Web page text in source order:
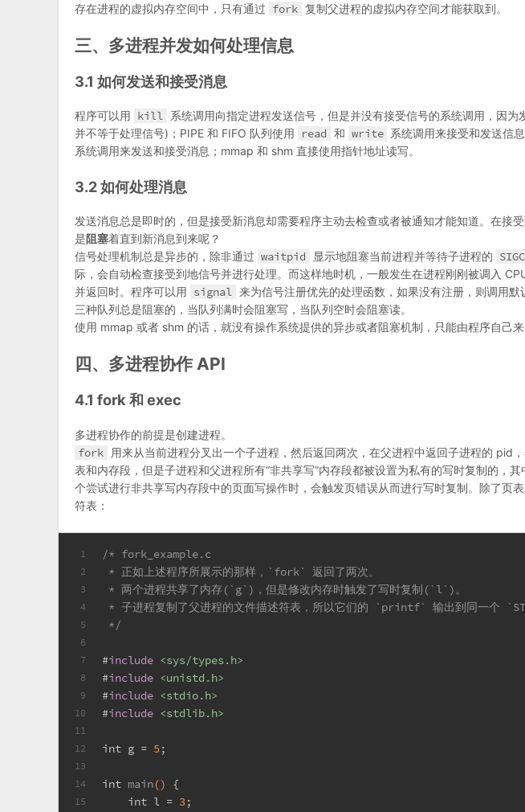
存在进程的虚拟内存空间中，只有通过 fork 复制父进程的虚拟内存空间才能获取到。
三、多进程并发如何处理信息
3.1 如何发送和接受消息
程序可以用 kill 系统调用向指定进程发送信号，但是并没有接受信号的系统调用，因
并不等于处理信号)；PIPE 和 FIFO 队列使用
read 和 write 系统调用来接受和发送信
系统调用来发送和接受消息；mmap 和 shm 直接使用指针地址读写。
3.2 如何处理消息
发送消息总是即时的，但是接受新消息却需要程序主动去检查或者被通知才能知道。在接
是阻塞着直到新消息到来呢？
信号处理机制总是异步的，除非通过 waitpid 显示地阻塞当前进程并等待子进程的
际，会自动检查接受到地信号并进行处理。而这样地时机，一般发生在进程刚刚被调入
并返回时。程序可以用 signal 来为信号注册优先的处理函数，如果没有注册，则调用默
三种队列总是阻塞的，当队列满时会阻塞写，当队列空时会阻塞读。
使用 mmap 或者 shm 的话，就没有操作系统提供的异步或者阻塞机制，只能由程序自己来
四、多进程协作 API
4.1 fork 和 exec
多进程协作的前提是创建进程。
fork
用来从当前进程分叉出一个子进程，然后返回两次，在父进程中返回子进程的 pid
表和内存段，但是子进程和父进程所有“非共享写”内存段都被设置为私有的写时复制的，
个尝试进行非共享写内存段中的页面写操作时，会触发页错误从而进行写时复制。除了页
符表：
1
2
3
4
5
6
7
8
9
10
11
12
13
14
15
/* fork_example.c
* 正如上述程序所展示的那样，`fork` 返回了两次。
* 两个进程共享了内存(`g`)，但是修改内存时触发了写时复制(`l`)。
* 子进程复制了父进程的文件描述符表，所以它们的 `printf` 输出到同一个
*/
#include <sys/types.h>
#include <unistd.h>
#include <stdio.h>
#include <stdlib.h>
int g = 5;
int main()
{
int l = 3;